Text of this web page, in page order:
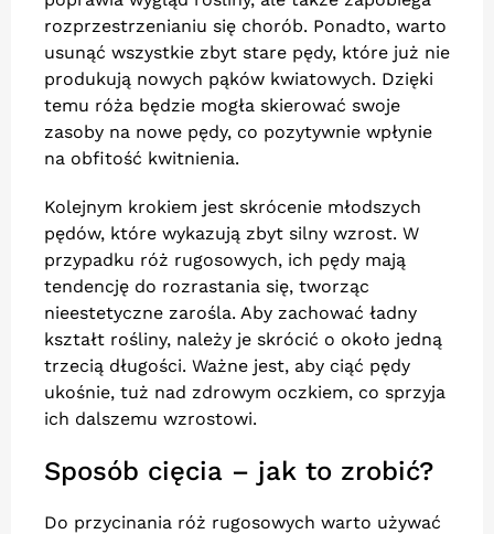
rozprzestrzenianiu się chorób. Ponadto, warto
usunąć wszystkie zbyt stare pędy, które już nie
produkują nowych pąków kwiatowych. Dzięki
temu róża będzie mogła skierować swoje
zasoby na nowe pędy, co pozytywnie wpłynie
na obfitość kwitnienia.
Kolejnym krokiem jest skrócenie młodszych
pędów, które wykazują zbyt silny wzrost. W
przypadku róż rugosowych, ich pędy mają
tendencję do rozrastania się, tworząc
nieestetyczne zarośla. Aby zachować ładny
kształt rośliny, należy je skrócić o około jedną
trzecią długości. Ważne jest, aby ciąć pędy
ukośnie, tuż nad zdrowym oczkiem, co sprzyja
ich dalszemu wzrostowi.
Sposób cięcia – jak to zrobić?
Do przycinania róż rugosowych warto używać